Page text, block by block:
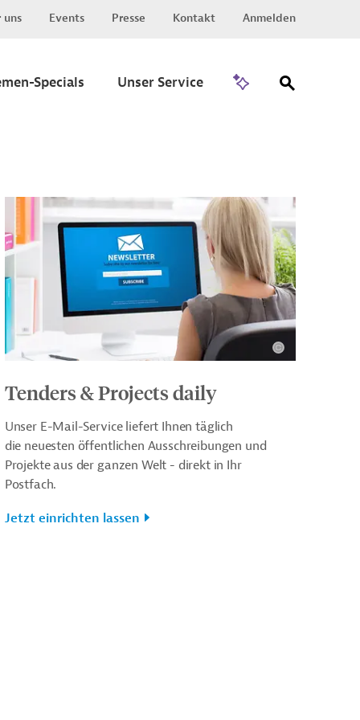
uns Events Presse Kontakt Anmelden
Specials Unser Service
Tenders & Projects daily
Unser E-Mail-Service liefert Ihnen täglich
die neuesten öffentlichen Ausschreibungen und
Projekte aus der ganzen Welt - direkt in Ihr
Postfach.
Jetzt einrichten lassen